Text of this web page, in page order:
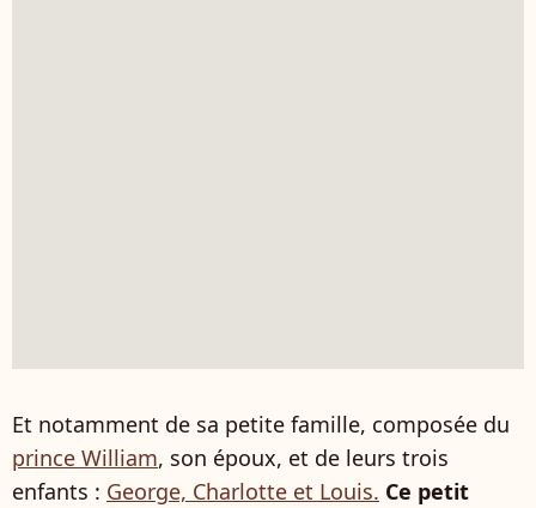
Et notamment de sa petite famille, composée du
prince William, son époux, et de leurs trois
enfants : George, Charlotte et Louis. Ce petit